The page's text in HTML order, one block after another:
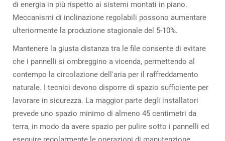
di energia in più rispetto ai sistemi montati in piano.
Meccanismi di inclinazione regolabili possono aumentare
ulteriormente la produzione stagionale del 5-10%.
Mantenere la giusta distanza tra le file consente di evitare
che i pannelli si ombreggino a vicenda, permettendo al
contempo la circolazione dell'aria per il raffreddamento
naturale. I tecnici devono disporre di spazio sufficiente per
lavorare in sicurezza. La maggior parte degli installatori
prevede uno spazio minimo di almeno 45 centimetri da
terra, in modo da avere spazio per pulire sotto i pannelli ed